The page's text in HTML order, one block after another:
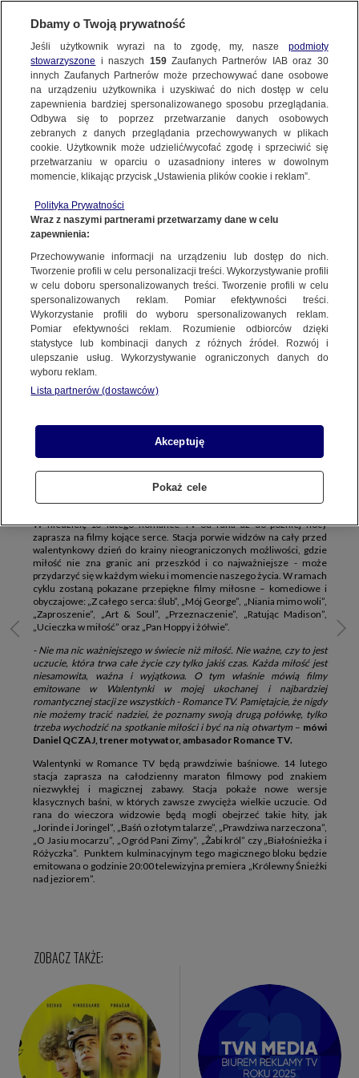
BIURO REKLAMY TVN MEDIA
07.02.2022
BAJKOWE WALENTYNKI Z ROMANCE TV
PREMIUM TV ROMANCE TV
przygotował specjalną ramówkę z okazji Walentynek. Nie tylko
zakochane pary, ale wszyscy widzowie marzący o wielkim i
spełnionym uczuciu, będą mogli obejrzeć przepiękne filmy z
pozytywnym, miłosnym przesłaniem. Stacja zaprasza na
całodniowe maratony filmowe przed oraz w same Walentynki.
Niedziela 13 lutego i poniedziałek 14 lutego zapowiadają się
prawdziwie magicznie!
W niedzielę 13 lutego Romance TV od rana aż do później nocy
zaprasza na filmy kojące serce. Stacja porwie widzów na cały przed
walentynkowy dzień do krainy nieograniczonych możliwości, gdzie
miłość nie zna granic ani przeszkód i co najważniejsze - może
przydarzyć się w każdym wieku i momencie naszego życia. W ramach
cyklu zostaną pokazane przepiękne filmy miłosne – komediowe i
obyczajowe: „Z całego serca: ślub”, „Mój George”, „Niania mimo woli”,
„Zaproszenie”, „Art & Soul”, „Przeznaczenie”, „Ratując Madison”,
„Ucieczka w miłość” oraz „Pan Hoppy i żółwie”.
- Nie ma nic ważniejszego w świecie niż miłość. Nie ważne, czy to jest
uczucie, która trwa całe życie czy tylko jakiś czas. Każda miłość jest
niesamowita, ważna i wyjątkowa. O tym właśnie mówią filmy
emitowane w Walentynki w mojej ukochanej i najbardziej
romantycznej stacji ze wszystkich - Romance TV. Pamiętajcie, że nigdy
nie możemy tracić nadziei, że poznamy swoją drugą połówkę, tylko
trzeba wychodzić na spotkanie miłości i być na nią otwartym– mówi
Daniel QCZAJ, trener motywator, ambasador Romance TV.
Walentynki w Romance TV będą prawdziwie baśniowe. 14 lutego
stacja zaprasza na całodzienny maraton filmowy pod znakiem
niezwykłej i magicznej zabawy. Stacja pokaże nowe wersje
klasycznych baśni, w których zawsze zwycięża wielkie uczucie. Od
rana do wieczora widzowie będą mogli obejrzeć takie hity, jak
„Jorinde i Joringel”, „Baśń o złotym talarze”, „Prawdziwa narzeczona”,
„O Jasiu mocarzu”, „Ogród Pani Zimy”, „Żabi król” czy „Białośnieżka i
Różyczka”. Punktem kulminacyjnym tego magicznego bloku będzie
emitowana o godzinie 20:00 telewizyjna premiera „Królewny Śnieżki
nad jeziorem”.
Dbamy o Twoją prywatność
Jeśli użytkownik wyrazi na to zgodę, my, nasze podmioty
stowarzyszone i naszych 159Zaufanych Partnerów IAB oraz 30
innych Zaufanych Partnerów może przechowywać dane osobowe
na urządzeniu użytkownika i uzyskiwać do nich dostęp w celu
zapewnienia bardziej spersonalizowanego sposobu przeglądania.
Odbywa się to poprzez przetwarzanie danych osobowych
zebranych z danych przeglądania przechowywanych w plikach
cookie. Użytkownik może udzielić/wycofać zgodę i sprzeciwić się
przetwarzaniu w oparciu o uzasadniony interes w dowolnym
momencie, klikając przycisk „Ustawienia plików cookie i reklam”.
Polityka Prywatności
Wraz z naszymi partnerami przetwarzamy dane w celu
zapewnienia:
Przechowywanie informacji na urządzeniu lub dostęp do nich.
Tworzenie profili w celu personalizacji treści. Wykorzystywanie profili
w celu doboru spersonalizowanych treści. Tworzenie profili w celu
spersonalizowanych reklam. Pomiar efektywności treści.
Wykorzystanie profili do wyboru spersonalizowanych reklam.
Pomiar efektywności reklam. Rozumienie odbiorców dzięki
statystyce lub kombinacji danych z różnych źródeł. Rozwój i
ulepszanie usług. Wykorzystywanie ograniczonych danych do
wyboru reklam.
Lista partnerów (dostawców)
Akceptuję
Pokaż cele